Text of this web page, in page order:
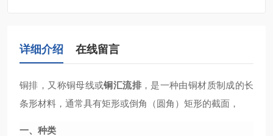
详细介绍 在线留言
铜排，又称铜母线或铜汇流排，是一种由铜材质制成的长
条形材料，通常具有矩形或倒角（圆角）矩形的截面，
一、种类